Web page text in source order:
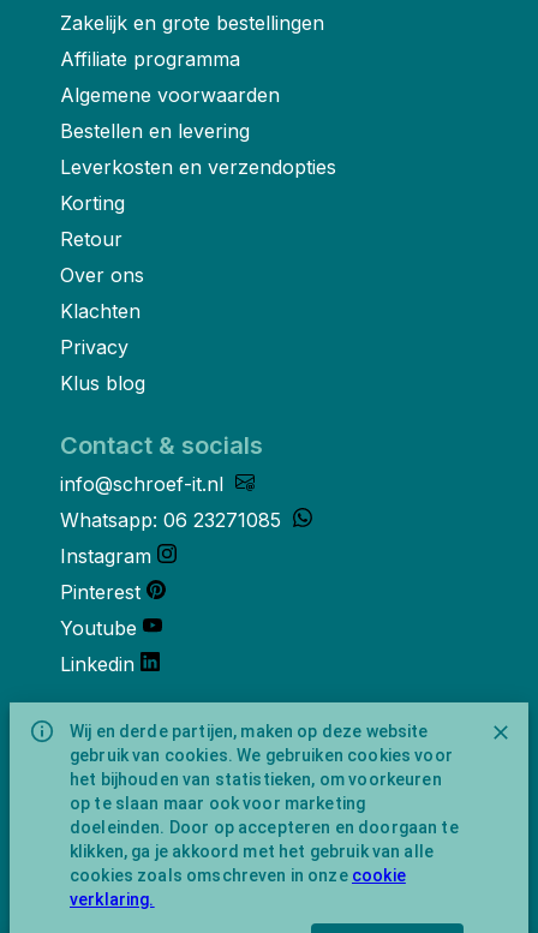
Wij en derde partijen, maken op deze website
gebruik van cookies. We gebruiken cookies voor
het bijhouden van statistieken, om voorkeuren
op te slaan maar ook voor marketing
doeleinden. Door op accepteren en doorgaan te
klikken, ga je akkoord met het gebruik van alle
cookies zoals omschreven in onze cookie
verklaring.
Zakelijk en grote bestellingen
Affiliate programma
Algemene voorwaarden
Bestellen en levering
Leverkosten en verzendopties
Korting
Retour
Over ons
Klachten
Privacy
Klus blog
Contact & socials
info@schroef-it.nl
Whatsapp: 06 23271085
Instagram
Pinterest
Youtube
Linkedin
Over ons
Schroef-it is een handelsnaam van
NewFeather B.V. geregisteerd onder KVK
nummer 91702593 met BTW-
identificatienummer NL865743009B01.
Postadres Amsterdamseweg 91 1422 AC
Uithoorn (geen bezoekadres).